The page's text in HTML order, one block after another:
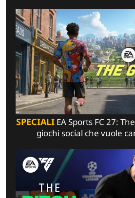
SPECIALIEA Sports FC 27:
giochi social che vuole